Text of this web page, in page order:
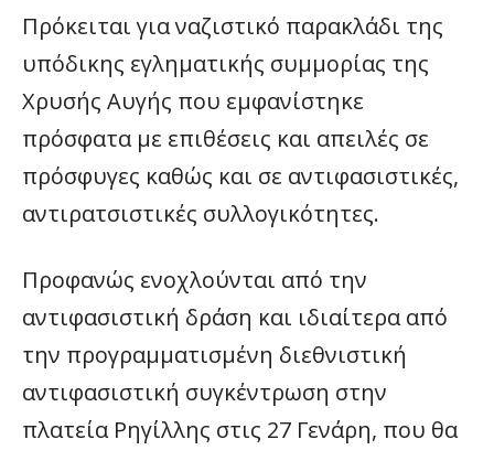
Πρόκειται για ναζιστικό παρακλάδι της
υπόδικης εγληματικής συμμορίας της
Χρυσής Αυγής που εμφανίστηκε
πρόσφατα με επιθέσεις και απειλές σε
πρόσφυγες καθώς και σε αντιφασιστικές,
αντιρατσιστικές συλλογικότητες.
Προφανώς ενοχλούνται από την
αντιφασιστική δράση και ιδιαίτερα από
την προγραμματισμένη διεθνιστική
αντιφασιστική συγκέντρωση στην
πλατεία Ρηγίλλης στις 27 Γενάρη, που θα